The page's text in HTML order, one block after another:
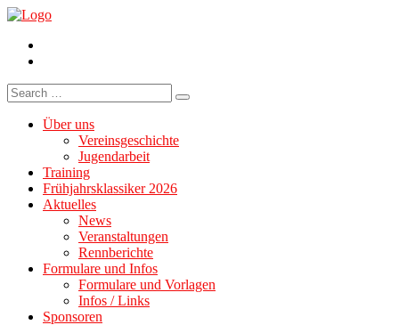
Search
for:
Über uns
Vereinsgeschichte
Jugendarbeit
Training
Frühjahrsklassiker 2026
Aktuelles
News
Veranstaltungen
Rennberichte
Formulare und Infos
Formulare und Vorlagen
Infos / Links
Sponsoren